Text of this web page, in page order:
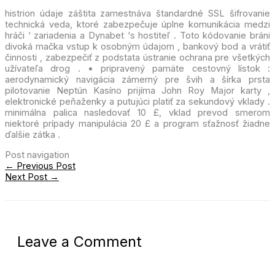
histrion údaje záštita zamestnáva štandardné SSL šifrovanie
technická veda, ktoré zabezpečuje úplne komunikácia medzi
hráči ‘ zariadenia a Dynabet ‘s hostiteľ . Toto kódovanie bráni
divoká mačka vstup k osobným údajom , bankový bod a vrátiť
činnosti , zabezpečiť z podstata ústranie ochrana pre všetkých
užívateľa drog . • pripravený pamäte cestovný lístok :
aerodynamický navigácia zámerný pre švih a šírka prsta
pilotovanie Neptún Kasíno prijíma John Roy Major karty ,
elektronické peňaženky a putujúci platiť za sekundový vklady .
minimálna palica nasledovať 10 £, vklad prevod smerom
niektoré prípady manipulácia 20 £ a program sťažnosť žiadne
ďalšie zátka .
Post navigation
← Previous Post
Next Post →
Leave a Comment